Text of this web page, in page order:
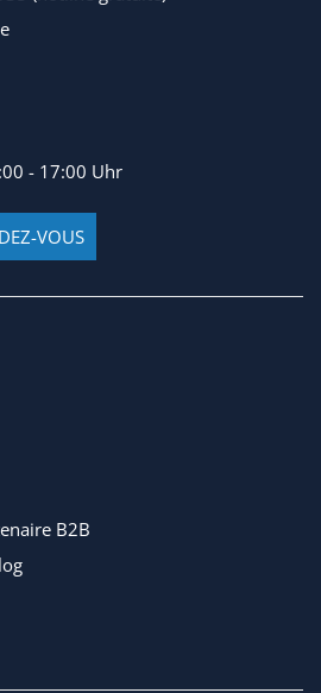
- 17:00 Uhr
VOUS
B2B